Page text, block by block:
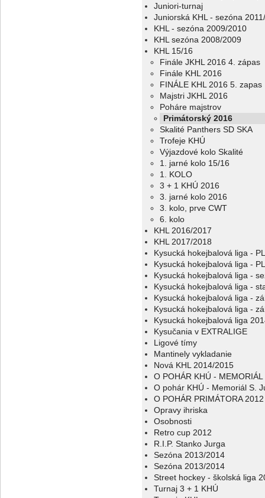
Juniori-turnaj
Juniorská KHL - sezóna
KHL - sezóna 2009/2010
KHL sezóna 2008/2009
KHL 15/16
Finále JKHL 2016 4. zápas
Finále KHL 2016
FINÁLE KHL 2016 5. zapas
Majstri JKHL 2016
Poháre majstrov
Primátorský 2016
Skalité Panthers SD SKA
Trofeje KHÚ
Výjazdové kolo Skalité
1. jarné kolo 15/16
1. KOLO
3 + 1 KHÚ 2016
3. jarné kolo 2016
3. kolo, prve CWT
6. kolo
KHL 2016/2017
KHL 2017/2018
Kysucká hokejbalová liga -
Kysucká hokejbalová liga -
Kysucká hokejbalová liga -
Kysucká hokejbalová liga -
Kysucká hokejbalová liga -
Kysucká hokejbalová liga -
Kysucká hokejbalová liga
Kysučania v EXTRALIGE
Ligové tímy
Mantinely vykladanie
Nová KHL 2014/2015
O POHÁR KHÚ - MEMORIÁL
O pohár KHÚ - Memoriál S.
O POHÁR PRIMÁTORA 2012
Opravy ihriska
Osobnosti
Retro cup 2012
R.I.P. Stanko Jurga
Sezóna 2013/2014
Sezóna 2013/2014
Street hockey - školská liga
Turnaj 3 + 1 KHÚ